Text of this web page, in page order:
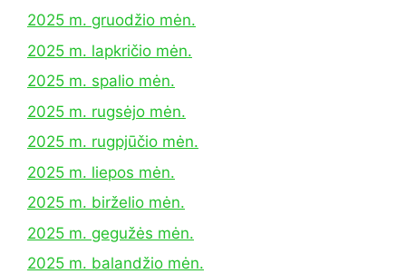
2025 m. gruodžio mėn.
2025 m. lapkričio mėn.
2025 m. spalio mėn.
2025 m. rugsėjo mėn.
2025 m. rugpjūčio mėn.
2025 m. liepos mėn.
2025 m. birželio mėn.
2025 m. gegužės mėn.
2025 m. balandžio mėn.